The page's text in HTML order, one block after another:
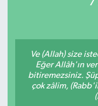
Ve (Allah) size
Eğer Allâh'ın
bitiremezsiniz.
çok zâlim,